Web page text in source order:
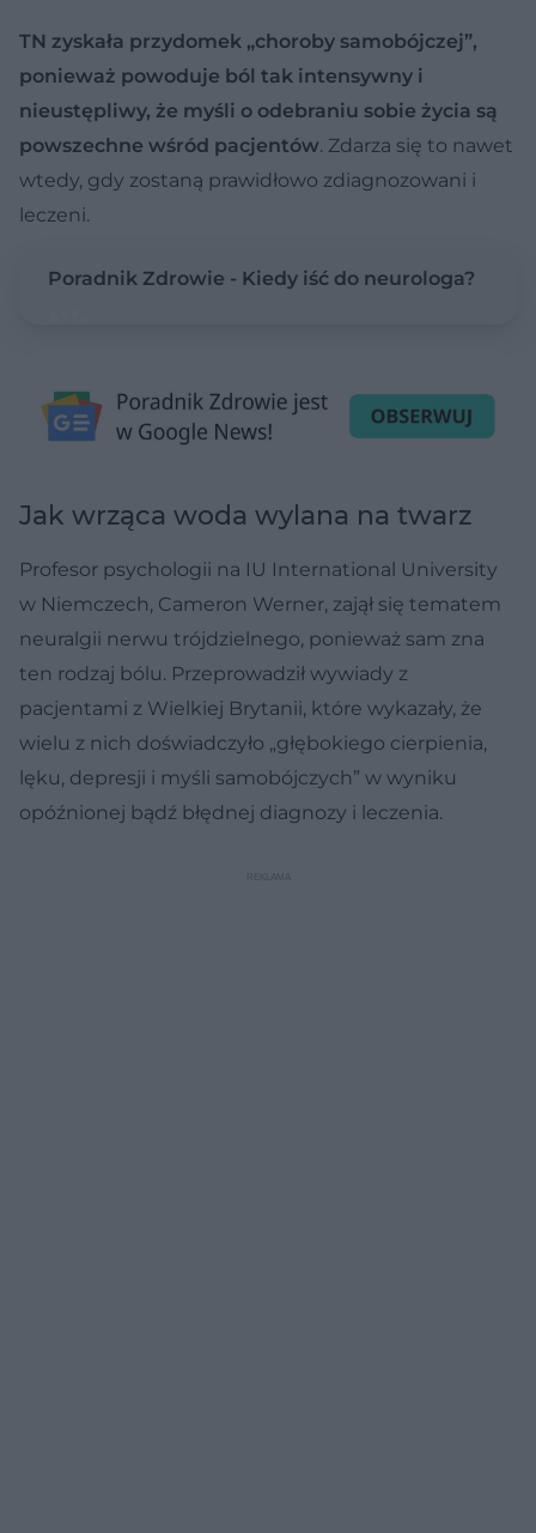
TN zyskała przydomek „choroby samobójczej”,
ponieważ powoduje ból tak intensywny i
nieustępliwy, że myśli o odebraniu sobie życia są
powszechne wśród pacjentów. Zdarza się to nawet
wtedy, gdy zostaną prawidłowo zdiagnozowani i
leczeni.
Poradnik Zdrowie - Kiedy iść do neurologa?
Jak wrząca woda wylana na twarz
Profesor psychologii na IU International University
w Niemczech, Cameron Werner, zajął się tematem
neuralgii nerwu trójdzielnego, ponieważ sam zna
ten rodzaj bólu. Przeprowadził wywiady z
pacjentami z Wielkiej Brytanii, które wykazały, że
wielu z nich doświadczyło „głębokiego cierpienia,
lęku, depresji i myśli samobójczych” w wyniku
opóźnionej bądź błędnej diagnozy i leczenia.